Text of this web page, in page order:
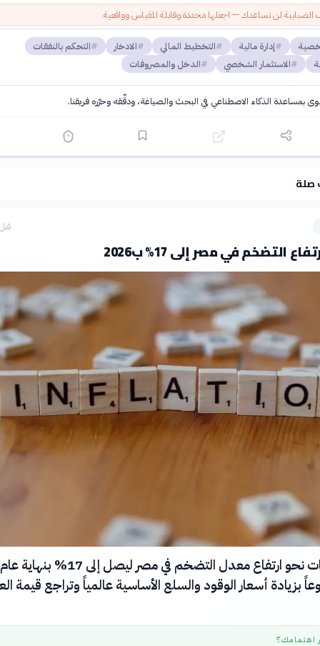
الضبابية لن تساعدك — اجعلها محددة وقابلة للقياس وواقعية.
إدارة مالية التخطيط المالي الادخار
التحكم بالنفقات
الاستثمار الشخصي الدخل والمصروفات
بمساعدة الذكاء الاصطناعي في البحث والصياغة، ودقّقه وحرّره فريقنا.
صلة
قبل 3
التضخم في مصر إلى 17% ب2026
تتجه التوقعات نحو ارتفاع معدل التضخم في مصر ليصل إلى 17% بنهاية عام
بزيادة أسعار الوقود والسلع الأساسية عالمياً وتراجع قيمة
اهتمامك؟